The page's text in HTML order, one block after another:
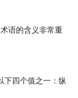
语的含义非常重
下四个值之一：纵